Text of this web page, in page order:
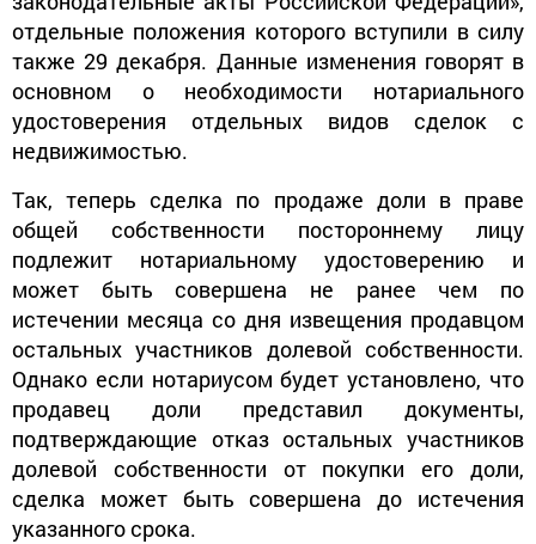
отдельные положения которого вступили в силу
также 29 декабря. Данные изменения говорят в
основном о необходимости нотариального
удостоверения отдельных видов сделок с
недвижимостью.
Так, теперь сделка по продаже доли в праве
общей собственности постороннему лицу
подлежит нотариальному удостоверению и
может быть совершена не ранее чем по
истечении месяца со дня извещения продавцом
остальных участников долевой собственности.
Однако если нотариусом будет установлено, что
продавец доли представил документы,
подтверждающие отказ остальных участников
долевой собственности от покупки его доли,
сделка может быть совершена до истечения
указанного срока.